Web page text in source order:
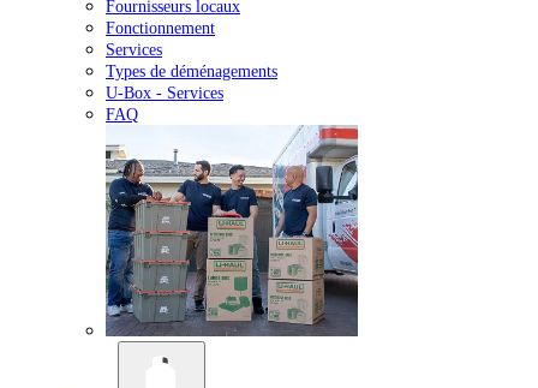
Fournisseurs locaux
Fonctionnement
Services
Types de déménagements
U-Box - Services
FAQ